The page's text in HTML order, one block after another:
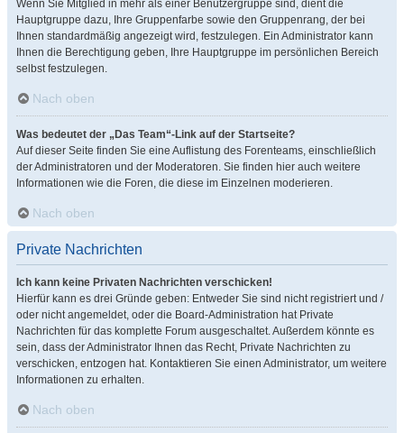
Wenn Sie Mitglied in mehr als einer Benutzergruppe sind, dient die
Hauptgruppe dazu, Ihre Gruppenfarbe sowie den Gruppenrang, der bei
Ihnen standardmäßig angezeigt wird, festzulegen. Ein Administrator kann
Ihnen die Berechtigung geben, Ihre Hauptgruppe im persönlichen Bereich
selbst festzulegen.
Nach oben
Was bedeutet der „Das Team“-Link auf der Startseite?
Auf dieser Seite finden Sie eine Auflistung des Forenteams, einschließlich
der Administratoren und der Moderatoren. Sie finden hier auch weitere
Informationen wie die Foren, die diese im Einzelnen moderieren.
Nach oben
Private Nachrichten
Ich kann keine Privaten Nachrichten verschicken!
Hierfür kann es drei Gründe geben: Entweder Sie sind nicht registriert und /
oder nicht angemeldet, oder die Board-Administration hat Private
Nachrichten für das komplette Forum ausgeschaltet. Außerdem könnte es
sein, dass der Administrator Ihnen das Recht, Private Nachrichten zu
verschicken, entzogen hat. Kontaktieren Sie einen Administrator, um weitere
Informationen zu erhalten.
Nach oben